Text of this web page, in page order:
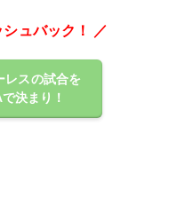
ュバック！ ／
レスの試合を
決まり！